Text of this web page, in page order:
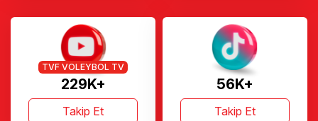
229K+
TVF VOLEYBOL TV
Takip Et
56K+
Takip Et